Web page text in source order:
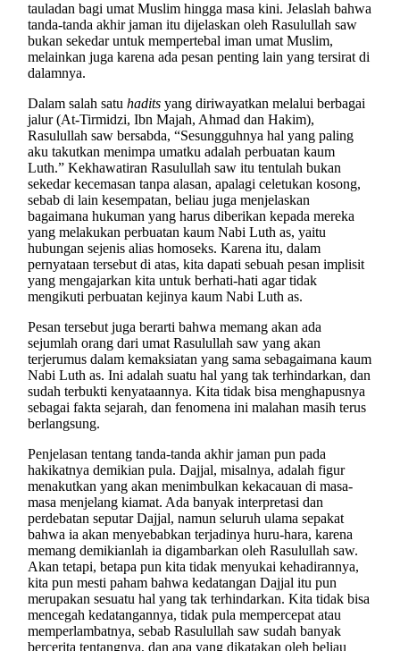
tauladan bagi umat Muslim hingga masa kini. Jelaslah bahwa
tanda-tanda akhir jaman itu dijelaskan oleh Rasulullah saw
bukan sekedar untuk mempertebal iman umat Muslim,
melainkan juga karena ada pesan penting lain yang tersirat di
dalamnya.
Dalam salah satu hadits yang diriwayatkan melalui berbagai
jalur (At-Tirmidzi, Ibn Majah, Ahmad dan Hakim),
Rasulullah saw bersabda, “Sesungguhnya hal yang paling
aku takutkan menimpa umatku adalah perbuatan kaum
Luth.” Kekhawatiran Rasulullah saw itu tentulah bukan
sekedar kecemasan tanpa alasan, apalagi celetukan kosong,
sebab di lain kesempatan, beliau juga menjelaskan
bagaimana hukuman yang harus diberikan kepada mereka
yang melakukan perbuatan kaum Nabi Luth as, yaitu
hubungan sejenis alias homoseks. Karena itu, dalam
pernyataan tersebut di atas, kita dapati sebuah pesan implisit
yang mengajarkan kita untuk berhati-hati agar tidak
mengikuti perbuatan kejinya kaum Nabi Luth as.
Pesan tersebut juga berarti bahwa memang akan ada
sejumlah orang dari umat Rasulullah saw yang akan
terjerumus dalam kemaksiatan yang sama sebagaimana kaum
Nabi Luth as. Ini adalah suatu hal yang tak terhindarkan, dan
sudah terbukti kenyataannya. Kita tidak bisa menghapusnya
sebagai fakta sejarah, dan fenomena ini malahan masih terus
berlangsung.
Penjelasan tentang tanda-tanda akhir jaman pun pada
hakikatnya demikian pula. Dajjal, misalnya, adalah figur
menakutkan yang akan menimbulkan kekacauan di masa-
masa menjelang kiamat. Ada banyak interpretasi dan
perdebatan seputar Dajjal, namun seluruh ulama sepakat
bahwa ia akan menyebabkan terjadinya huru-hara, karena
memang demikianlah ia digambarkan oleh Rasulullah saw.
Akan tetapi, betapa pun kita tidak menyukai kehadirannya,
kita pun mesti paham bahwa kedatangan Dajjal itu pun
merupakan sesuatu hal yang tak terhindarkan. Kita tidak bisa
mencegah kedatangannya, tidak pula mempercepat atau
memperlambatnya, sebab Rasulullah saw sudah banyak
bercerita tentangnya, dan apa yang dikatakan oleh beliau